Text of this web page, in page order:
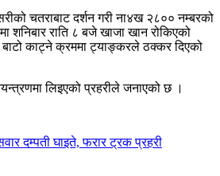
चतराबाट दर्शन गरी ना४ख २८०० नम्बरको
शनिबार राति ८ बजे खाजा खान रोकिएको
काट्ने क्रममा ट्याङ्करले ठक्कर दिएको
लिइएको प्रहरीले जनाएको छ ।
दम्पती घाइते, फरार ट्रक प्रहरी